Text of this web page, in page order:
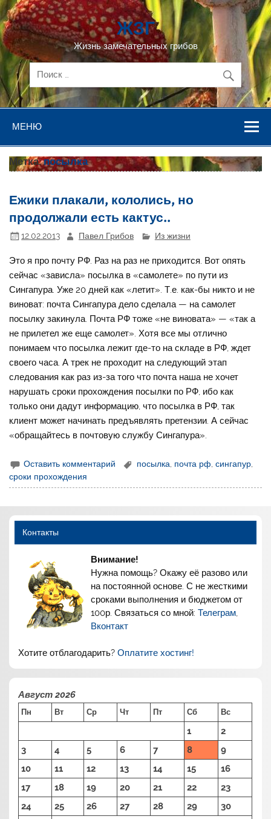
Перейти
к
содержимому
ЖЗГ
Жизнь замечательных грибов
МЕНЮ
Метка:посылка
Ежики плакали, кололись, но
продолжали есть кактус..
12.02.2013 Павел Грибов Из жизни
Это я про почту РФ. Раз на раз не приходится. Вот опять
сейчас «зависла» посылка в «самолете» по пути из
Сингапура. Уже 20 дней как «летит». Т.е. как-бы никто и не
виноват: почта Сингапура дело сделала — на самолет
посылку закинула. Почта РФ тоже «не виновата» — «так а
не прилетел же еще самолет». Хотя все мы отлично
понимаем что посылка лежит где-то на складе в РФ, ждет
своего часа. А трек не проходит на следующий этап
следования как раз из-за того что почта наша не хочет
нарушать сроки прохождения посылки по РФ, ибо как
только они дадут информацию, что посылка в РФ, так
клиент может начинать предъявлять претензии. А сейчас
«обращайтесь в почтовую службу Сингапура».
Оставить комментарий посылка почта рф ,сингапур
сроки прохождения
Контакты
Внимание!
Нужна помощь? Окажу её разово или
на постоянной основе. С не жесткими
сроками выполнения и бюджетом от
100р. Связаться со мной:Телеграм,
Вконтакт
Хотите отблагодарить?Оплатите хостинг!
Август 2026
Пн Вт Ср Чт Пт Сб Вс
1
2
3
4 5 6 7 8
9
10
11 12 13 14 15
16
17
18 19 20 21 22
23
24
25 26 27 28 29
30